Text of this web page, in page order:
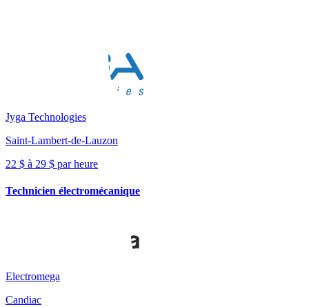
Jyga Technologies
Saint-Lambert-de-Lauzon
22 $ à 29 $ par heure
Technicien électromécanique
Electromega
Candiac